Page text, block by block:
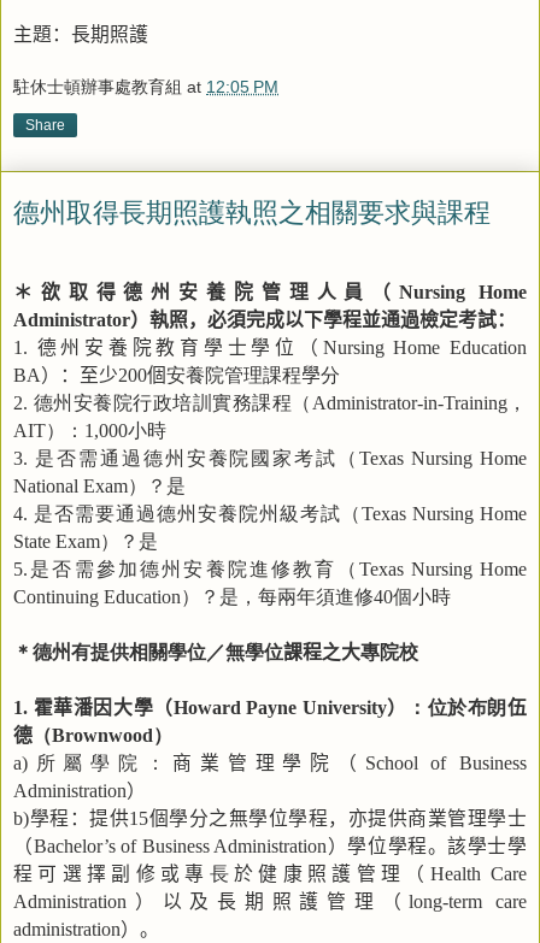
主題：長期照護
駐休士頓辦事處教育組 at 12:05 PM
Share
德州取得長期照護執照之相關要求與課程
＊欲取得德州安養院管理人員（Nursing Home
Administrator）執照，必須完成以下學程並通過檢定考試：
1. 德州安養院教育學士學位（ Nursing Home Education
BA）：至少200個安養院管理課程學分
2. 德州安養院行政培訓實務課程（ Administrator-in-Training，
AIT）： 1,000小時
3. 是否需通過德州安養院國家考試（Texas Nursing Home
National Exam）？是
4. 是否需要通過德州安養院州級考試（Texas Nursing Home
State Exam）？是
5. 是否需參加德州安養院進修教育（ Texas Nursing Home
Continuing Education）？是，每兩年須進修40個小時
＊德州有提供相關學位／無學位課程之大專院校
1. 霍華潘因大學（Howard Payne University） ：位於布朗伍
德 （Brownwood）
a) 所屬學院： 商業管理學院（ School of Business
Administration）
b)學程：提供15個學分之無學位學程，亦提供商業管理學士
（Bachelor’s of Business Administration）學位學程。該學士學
程可選擇副修或專 長於健康照護管理（ Health Care
Administration ）以及長期照護管理（long-term care
administration）。